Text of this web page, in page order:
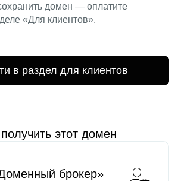
домен — оплатите
«Для клиентов».
в раздел для клиентов
этот домен
брокер»